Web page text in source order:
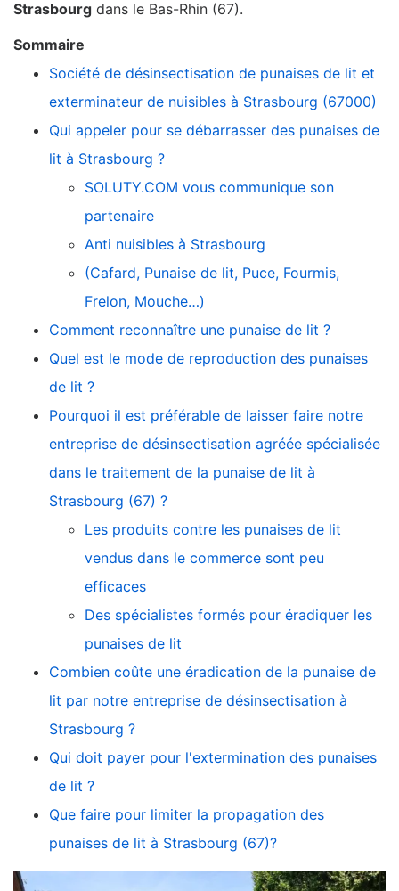
Strasbourg dans le Bas-Rhin (67).
Sommaire
Société de désinsectisation de punaises de lit et
exterminateur de nuisibles à Strasbourg (67000)
Qui appeler pour se débarrasser des punaises de
lit à Strasbourg ?
SOLUTY.COM vous communique son
partenaire
Anti nuisibles à Strasbourg
(Cafard, Punaise de lit, Puce, Fourmis,
Frelon, Mouche…)
Comment reconnaître une punaise de lit ?
Quel est le mode de reproduction des punaises
de lit ?
Pourquoi il est préférable de laisser faire notre
entreprise de désinsectisation agréée spécialisée
dans le traitement de la punaise de lit à
Strasbourg (67) ?
Les produits contre les punaises de lit
vendus dans le commerce sont peu
efficaces
Des spécialistes formés pour éradiquer les
punaises de lit
Combien coûte une éradication de la punaise de
lit par notre entreprise de désinsectisation à
Strasbourg ?
Qui doit payer pour l'extermination des punaises
de lit ?
Que faire pour limiter la propagation des
punaises de lit à Strasbourg (67)?